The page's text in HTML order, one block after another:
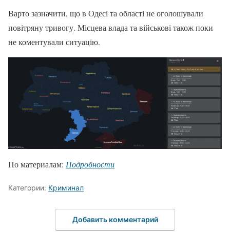
Варто зазначити, що в Одесі та області не оголошували
повітряну тривогу. Місцева влада та військові також поки
не коментували ситуацію.
По материалам: Подробности
Категории: Криминал
Добавить комментарий